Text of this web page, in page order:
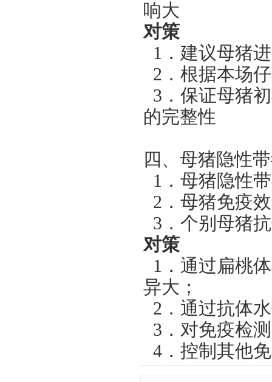
响大
对策
1 ．建议母猪
2 ．根据本场
3 ．保证母猪
的完整性
四、母猪隐性
1 ． 母猪隐性
2 ．母猪免疫
3 ．个别母猪
对策
1 ．通过扁桃
异大；
2 ．通过抗体
3 ．对免疫检
4 ．控制其他